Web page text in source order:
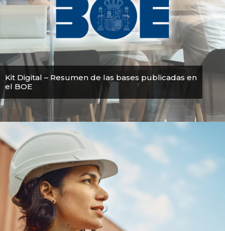
Kit Digital – Resumen de las bases publicadas en
el BOE